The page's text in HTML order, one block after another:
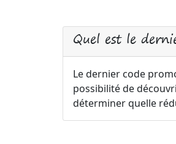
Quel est le
Le dernier code
possibilité de
déterminer quelle